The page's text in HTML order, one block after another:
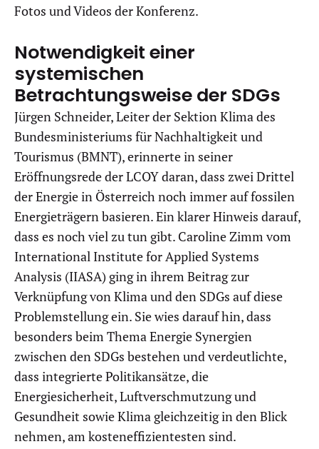
Fotos und Videos der Konferenz.
Notwendigkeit einer
systemischen
Betrachtungsweise der SDGs
Jürgen Schneider, Leiter der Sektion Klima des
Bundesministeriums für Nachhaltigkeit und
Tourismus (BMNT), erinnerte in seiner
Eröffnungsrede der LCOY daran, dass zwei Drittel
der Energie in Österreich noch immer auf fossilen
Energieträgern basieren. Ein klarer Hinweis darauf,
dass es noch viel zu tun gibt. Caroline Zimm vom
International Institute for Applied Systems
Analysis (IIASA) ging in ihrem Beitrag zur
Verknüpfung von Klima und den SDGs auf diese
Problemstellung ein. Sie wies darauf hin, dass
besonders beim Thema Energie Synergien
zwischen den SDGs bestehen und verdeutlichte,
dass integrierte Politikansätze, die
Energiesicherheit, Luftverschmutzung und
Gesundheit sowie Klima gleichzeitig in den Blick
nehmen, am kosteneffizientesten sind.